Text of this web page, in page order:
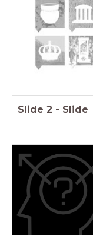
Slide 2 - Slide